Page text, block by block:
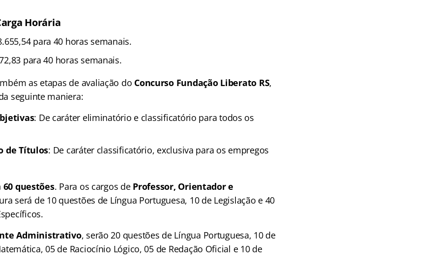
Horária
para 40 horas semanais.
para 40 horas semanais.
as etapas de avaliação do Concurso Fundação Liberato RS,
seguinte maniera:
: De caráter eliminatório e classificatório para todos os
de Títulos: De caráter classificatório, exclusiva para os empregos
60 questões. Para os cargos de Professor, Orientador e
será de 10 questões de Língua Portuguesa, 10 de Legislação e 40
Administrativo, serão 20 questões de Língua Portuguesa, 10 de
05 de Raciocínio Lógico, 05 de Redação Oficial e 10 de